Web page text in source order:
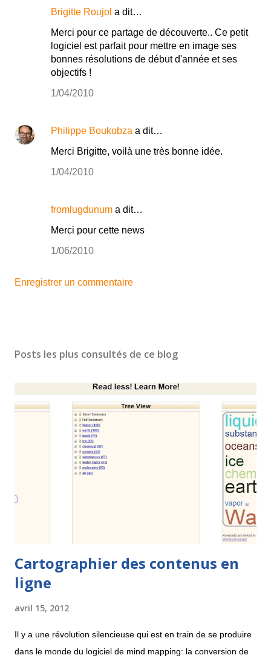
Brigitte Roujol a dit…
Merci pour ce partage de découverte.. Ce petit
logiciel est parfait pour mettre en image ses
bonnes résolutions de début d'année et ses
objectifs !
1/04/2010
Philippe Boukobza a dit…
Merci Brigitte, voilà une très bonne idée.
1/04/2010
fromlugdunum a dit…
Merci pour cette news
1/06/2010
Enregistrer un commentaire
Posts les plus consultés de ce blog
Cartographier des contenus en
ligne
avril 15, 2012
Il y a une révolution silencieuse qui est en train de se produire
dans le monde du logiciel de mind mapping: la conversion de